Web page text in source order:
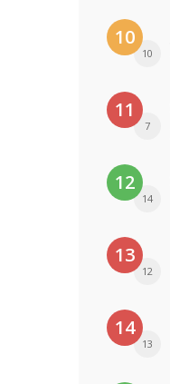
10
10
11
7
12
14
13
12
14
13